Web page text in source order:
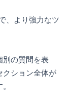
、より強力なツ
別の質問を表
クション全体が